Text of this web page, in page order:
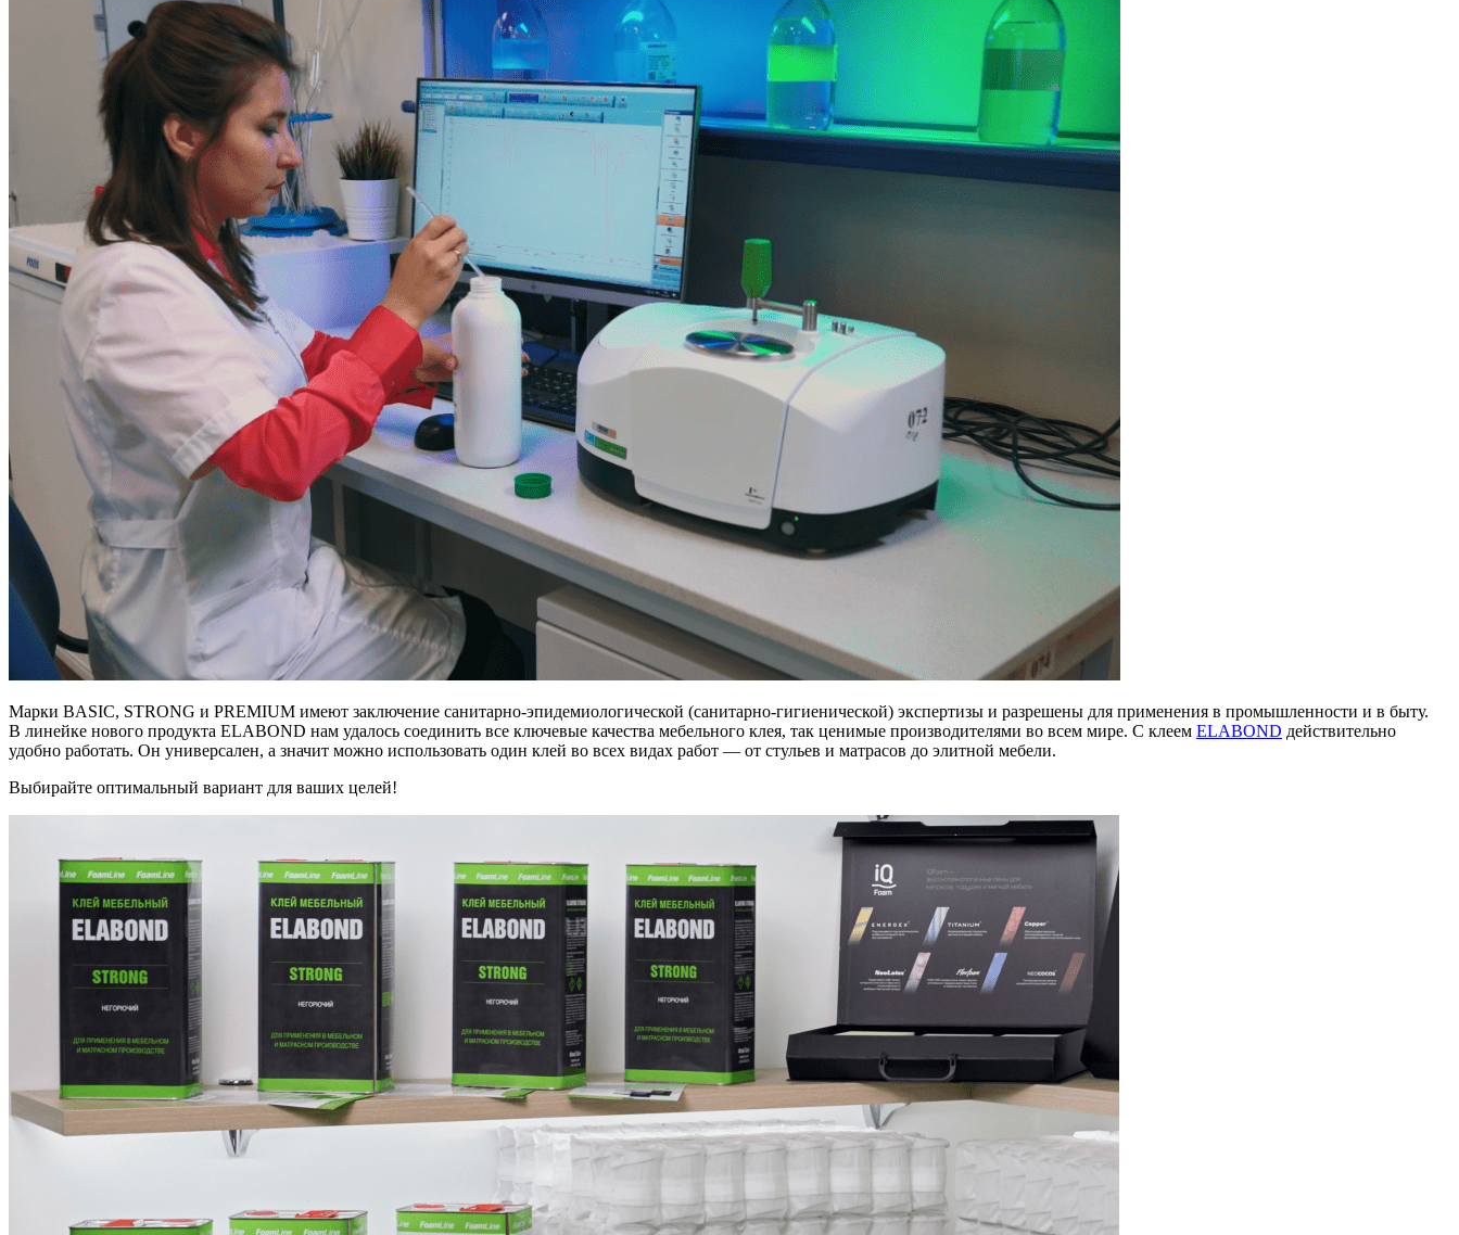
Марки BASIC, STRONG и PREMIUM имеют заключение санитарно-эпидемиологической (санитарно-гигиенической) экспертизы и разрешены для применения в промышленности и в быту.
В линейке нового продукта ELABOND нам удалось соединить все ключевые качества мебельного клея, так ценимые производителями во всем мире. С клеем ELABOND действительно
удобно работать. Он универсален, а значит можно использовать один клей во всех видах работ — от стульев и матрасов до элитной мебели.
Выбирайте оптимальный вариант для ваших целей!